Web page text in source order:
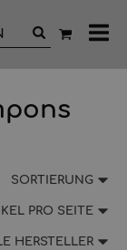
SORTIERUNG
PRO SEITE
HERSTELLER